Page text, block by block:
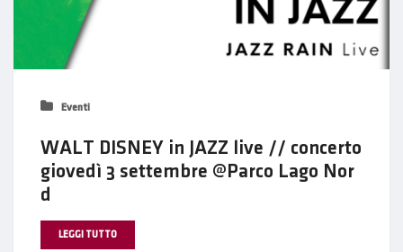
Eventi
WALT DISNEY in JAZZ live // concerto
giovedì 3 settembre @Parco Lago Nor
d
LEGGI TUTTO